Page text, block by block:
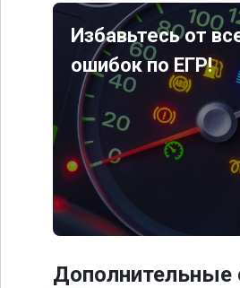
Избавьтесь от
ошибок по ЕГР!
Дополнительные